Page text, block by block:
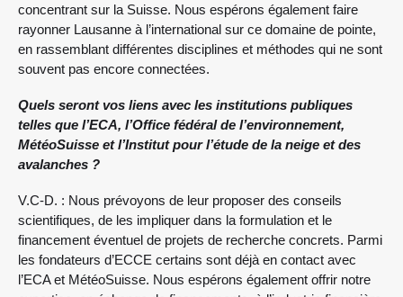
concentrant sur la Suisse. Nous espérons également faire
rayonner Lausanne à l’international sur ce domaine de pointe,
en rassemblant différentes disciplines et méthodes qui ne sont
souvent pas encore connectées.
Quels seront vos liens avec les institutions publiques
telles que l’ECA, l’Office fédéral de l’environnement,
MétéoSuisse et l’Institut pour l’étude de la neige et des
avalanches ?
V.C-D. : Nous prévoyons de leur proposer des conseils
scientifiques, de les impliquer dans la formulation et le
financement éventuel de projets de recherche concrets. Parmi
les fondateurs d’ECCE certains sont déjà en contact avec
l’ECA et MétéoSuisse. Nous espérons également offrir notre